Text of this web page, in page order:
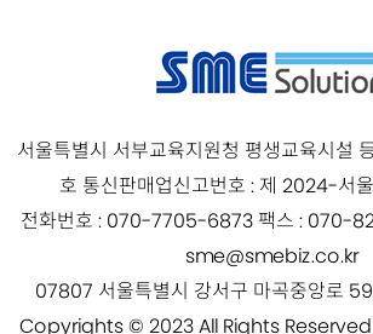
서울특별시 서부교육지원청 평생교육시설
호 통신판매업신고번호 : 제 2024-서
전화번호 : 070-7705-6873 팩스 : 070-
sme@smebiz.co.kr
07807 서울특별시 강서구 마곡중앙로
Copyrights © 2023 All Rights